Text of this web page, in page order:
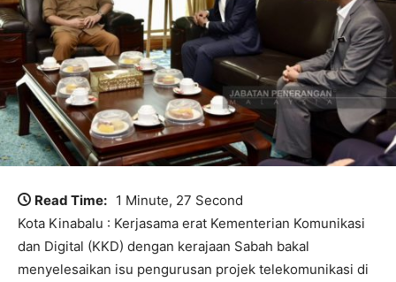
Read Time: 1 Minute, 27 Second
Kota Kinabalu : Kerjasama erat Kementerian Komunikasi
dan Digital (KKD) dengan kerajaan Sabah bakal
menyelesaikan isu pengurusan projek telekomunikasi di